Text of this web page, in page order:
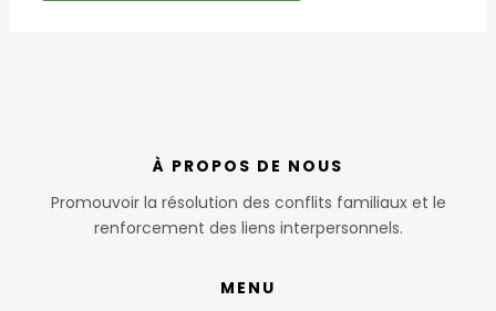
À PROPOS DE NOUS
Promouvoir la résolution des conflits familiaux et le
renforcement des liens interpersonnels.
MENU